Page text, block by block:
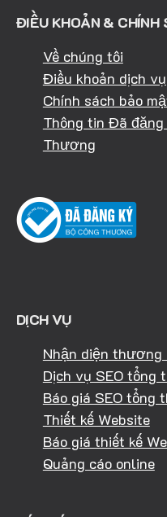
ĐIỀU KHOẢN & CHÍNH
Về chúng tôi
Điều khoản dịch vụ
Chính sách bảo
Thông tin Đã đăng
Thương
DỊCH VỤ
Nhận diện thương
Dịch vụ SEO tổng
Báo giá SEO tổng
Thiết kế Website
Báo giá thiết kế
Quảng cáo online